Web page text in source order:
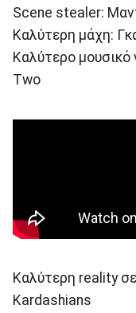
Scene stealer:
Καλύτερη μάχη:
Καλύτερο μουσικό
Two
Καλύτερη reality
Kardashians